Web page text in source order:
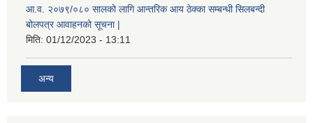
आ.व. २०७९/०८० सालको लागि आन्तरिक आय ठेक्का सम्बन्धी सिलबन्दी
बोलपत्र आवाहनको सूचना |
मिति: 01/12/2023 - 13:11
अन्य